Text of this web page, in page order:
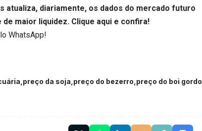
atualiza, diariamente, os dados do mercado futuro
de maior liquidez. Clique aqui e confira!
WhatsApp!
preço da soja preço do bezerro preço do boi gordo